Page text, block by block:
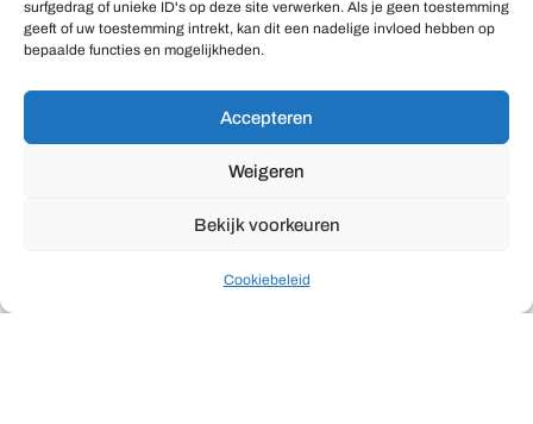
surfgedrag of unieke ID's op deze site verwerken. Als je geen toestemming
geeft of uw toestemming intrekt, kan dit een nadelige invloed hebben op
bepaalde functies en mogelijkheden.
Accepteren
Weigeren
Bekijk voorkeuren
Cookiebeleid
twee-onder-een-
kapwoning op maat
gebouwd
Op zoek naar de perfecte twee-onder-een-
functionele woningen die optimaal gebruikmaken